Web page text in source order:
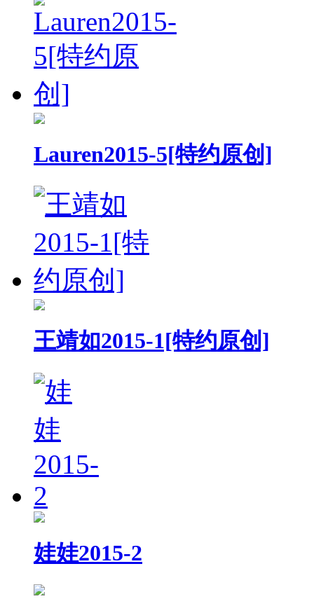
Lauren2015-5[特约原创]
王靖如2015-1[特约原创]
娃娃2015-2